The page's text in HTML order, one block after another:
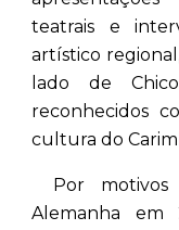
teatrais e
artístico
lado de
reconhecidos
cultura do
Por motivos
Alemanha em